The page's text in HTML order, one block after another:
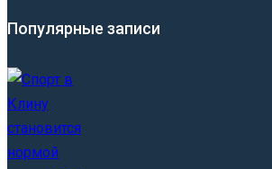
Популярные записи